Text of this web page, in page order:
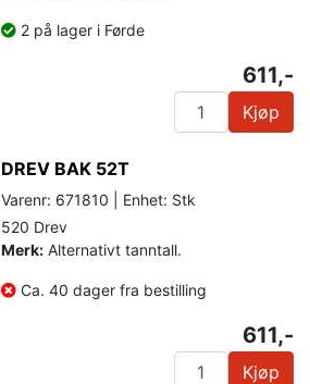
2 på lager i Førde
611,-
Kjøp
DREV BAK 52T
Varenr: 671810 | Enhet: Stk
520 Drev
Merk: Alternativt tanntall.
Ca. 40 dager fra bestilling
611,-
Kjøp